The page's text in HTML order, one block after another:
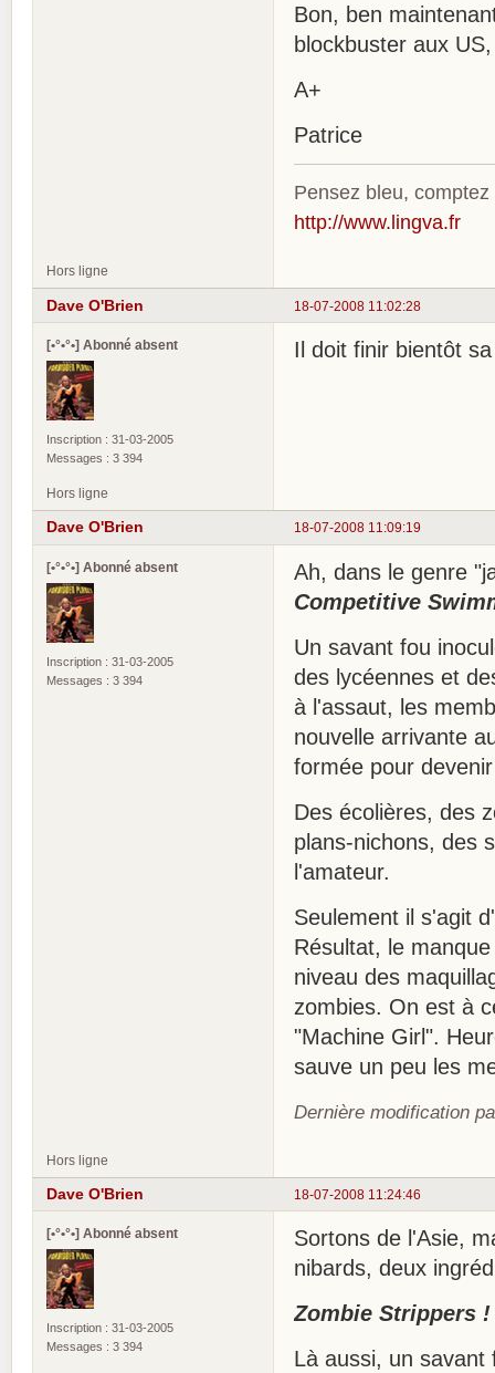
Bon, ben
blockbuster aux
A+
Patrice
Pensez bleu, comptez
http://www.lingva.fr
Hors ligne
18-07-2008 11:02:28
Dave O'Brien
[•°•°•] Abonné absent
Inscription : 31-03-2005
Messages : 3 394
Il doit finir bientôt
Hors ligne
18-07-2008 11:09:19
Dave O'Brien
[•°•°•] Abonné absent
Inscription : 31-03-2005
Messages : 3 394
Ah, dans le genre
Competitive
Un savant fou
des lycéennes et
à l'assaut, les
nouvelle arrivante
formée pour
Des écolières, des
plans-nichons, des
l'amateur.
Seulement il s'agit
Résultat, le
niveau des
zombies. On est à
"Machine Girl".
sauve un peu les
Dernière modification
Hors ligne
18-07-2008 11:24:46
Dave O'Brien
[•°•°•] Abonné absent
Inscription : 31-03-2005
Messages : 3 394
Sortons de l'Asie,
nibards, deux
Zombie Strippers !
Là aussi, un savant